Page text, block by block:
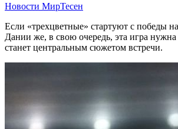
Новости МирТесен
Если «трехцветные» стартуют с победы
Дании же, в свою очередь, эта игра
станет центральным сюжетом встречи.